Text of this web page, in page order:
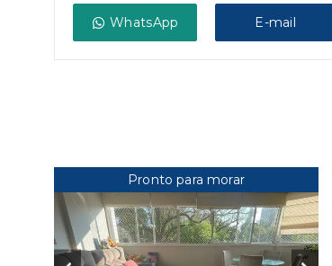
WhatsApp E-mail
Pronto para morar